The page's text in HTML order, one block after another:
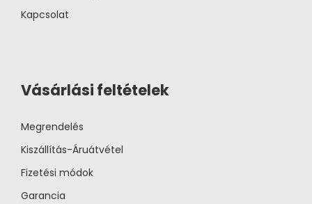
Kapcsolat
Vásárlási feltételek
Megrendelés
Kiszállítás-Áruátvétel
Fizetési módok
Garancia